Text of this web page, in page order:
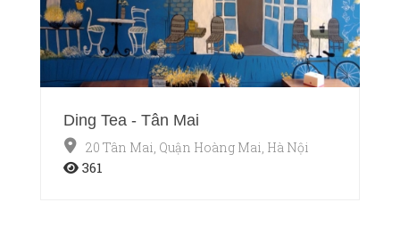
Ding Tea - Tân Mai
20 Tân Mai, Quận Hoàng Mai, Hà Nội
361